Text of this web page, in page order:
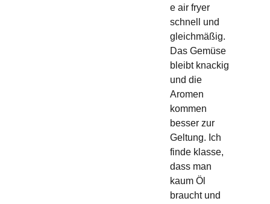
e air fryer
schnell und
gleichmäßig.
Das Gemüse
bleibt knackig
und die
Aromen
kommen
besser zur
Geltung. Ich
finde klasse,
dass man
kaum Öl
braucht und